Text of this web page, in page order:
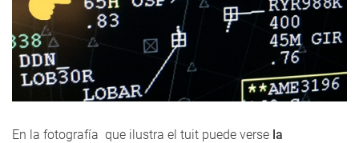
En la fotografía que ilustra el tuit puede verse la